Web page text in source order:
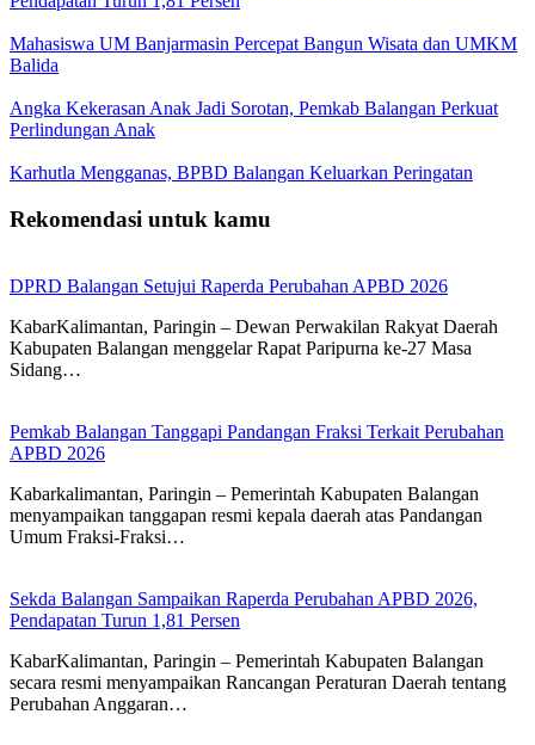
Mahasiswa UM Banjarmasin Percepat Bangun Wisata dan UMKM
Balida
Angka Kekerasan Anak Jadi Sorotan, Pemkab Balangan Perkuat
Perlindungan Anak
Karhutla Mengganas, BPBD Balangan Keluarkan Peringatan
Rekomendasi untuk kamu
DPRD Balangan Setujui Raperda Perubahan APBD 2026
KabarKalimantan, Paringin – Dewan Perwakilan Rakyat Daerah
Kabupaten Balangan menggelar Rapat Paripurna ke-27 Masa
Sidang…
Pemkab Balangan Tanggapi Pandangan Fraksi Terkait Perubahan
APBD 2026
Kabarkalimantan, Paringin – Pemerintah Kabupaten Balangan
menyampaikan tanggapan resmi kepala daerah atas Pandangan
Umum Fraksi-Fraksi…
Sekda Balangan Sampaikan Raperda Perubahan APBD 2026,
Pendapatan Turun 1,81 Persen
KabarKalimantan, Paringin – Pemerintah Kabupaten Balangan
secara resmi menyampaikan Rancangan Peraturan Daerah tentang
Perubahan Anggaran…